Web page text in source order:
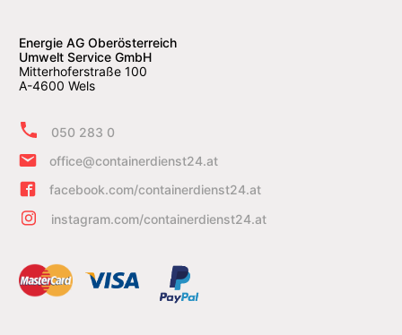
Energie AG Oberösterreich
Umwelt Service GmbH
Mitterhoferstraße 100
A-4600 Wels
050 283 0
office@containerdienst24.at
facebook.com/containerdienst24.at
instagram.com/containerdienst24.at